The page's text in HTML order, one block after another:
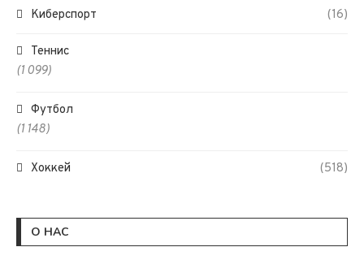
Киберспорт (16)
Теннис
(1 099)
Футбол
(1 148)
Хоккей (518)
О НАС